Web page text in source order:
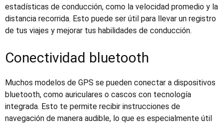
estadísticas de conducción, como la velocidad promedio y la
distancia recorrida. Esto puede ser útil para llevar un registro
de tus viajes y mejorar tus habilidades de conducción.
Conectividad bluetooth
Muchos modelos de GPS se pueden conectar a dispositivos
bluetooth, como auriculares o cascos con tecnología
integrada. Esto te permite recibir instrucciones de
navegación de manera audible, lo que es especialmente útil